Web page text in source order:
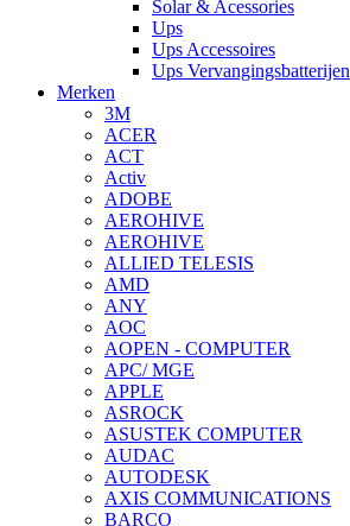
Solar & Acessories
Ups
Ups Accessoires
Ups Vervangingsbatterijen
Merken
3M
ACER
ACT
Activ
ADOBE
AEROHIVE
AEROHIVE
ALLIED TELESIS
AMD
ANY
AOC
AOPEN - COMPUTER
APC/ MGE
APPLE
ASROCK
ASUSTEK COMPUTER
AUDAC
AUTODESK
AXIS COMMUNICATIONS
BARCO